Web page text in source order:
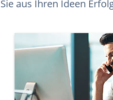
aus Ihren Ideen